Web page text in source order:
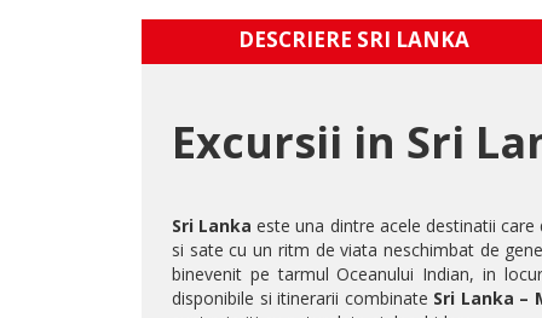
DESCRIERE SRI LANKA
Excursii in Sri
Sri Lankaeste una dintre acele destinatii
si sate cu un ritm de viata neschimbat de
binevenit pe tarmul Oceanului Indian, in
disponibile si itinerarii combinate Sri Lanka –